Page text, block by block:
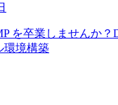
を卒業しませんか？
環境構築